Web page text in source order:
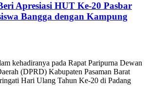
Apresiasi HUT Ke-20 Pasbar
Bangga dengan Kampung
kehadiranya pada Rapat Paripurna Dewan
(DPRD) Kabupaten Pasaman Barat
Hari Ulang Tahun Ke-20 di Padang